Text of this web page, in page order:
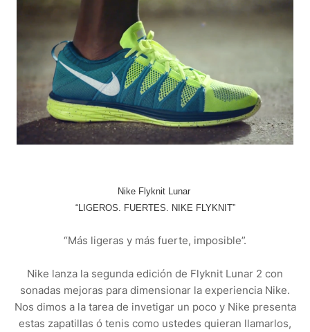
Nike Flyknit Lunar
“LIGEROS. FUERTES. NIKE FLYKNIT”
“Más ligeras y más fuerte, imposible”.
Nike lanza la segunda edición de Flyknit Lunar 2 con
sonadas mejoras para dimensionar la experiencia Nike.
Nos dimos a la tarea de invetigar un poco y Nike presenta
estas zapatillas ó tenis como ustedes quieran llamarlos,